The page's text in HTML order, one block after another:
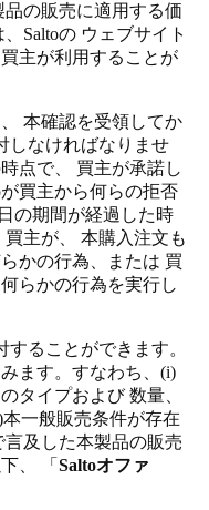
の販売に適用する価
、Saltoの ウェブサイト
主が利用することが
本確認を受領してか
しなければなりませ
点で、 買主が承諾し
買主から何らの拒否
の期間が経過した時
主が、 本購入注文も
かの行為、または 買
らかの行為を実行し
ることができます。
ます。すなわち、(i)
タイプおよび 数量、
一般販売条件が存在
及した本製品の販売
、 「 Saltoオファ